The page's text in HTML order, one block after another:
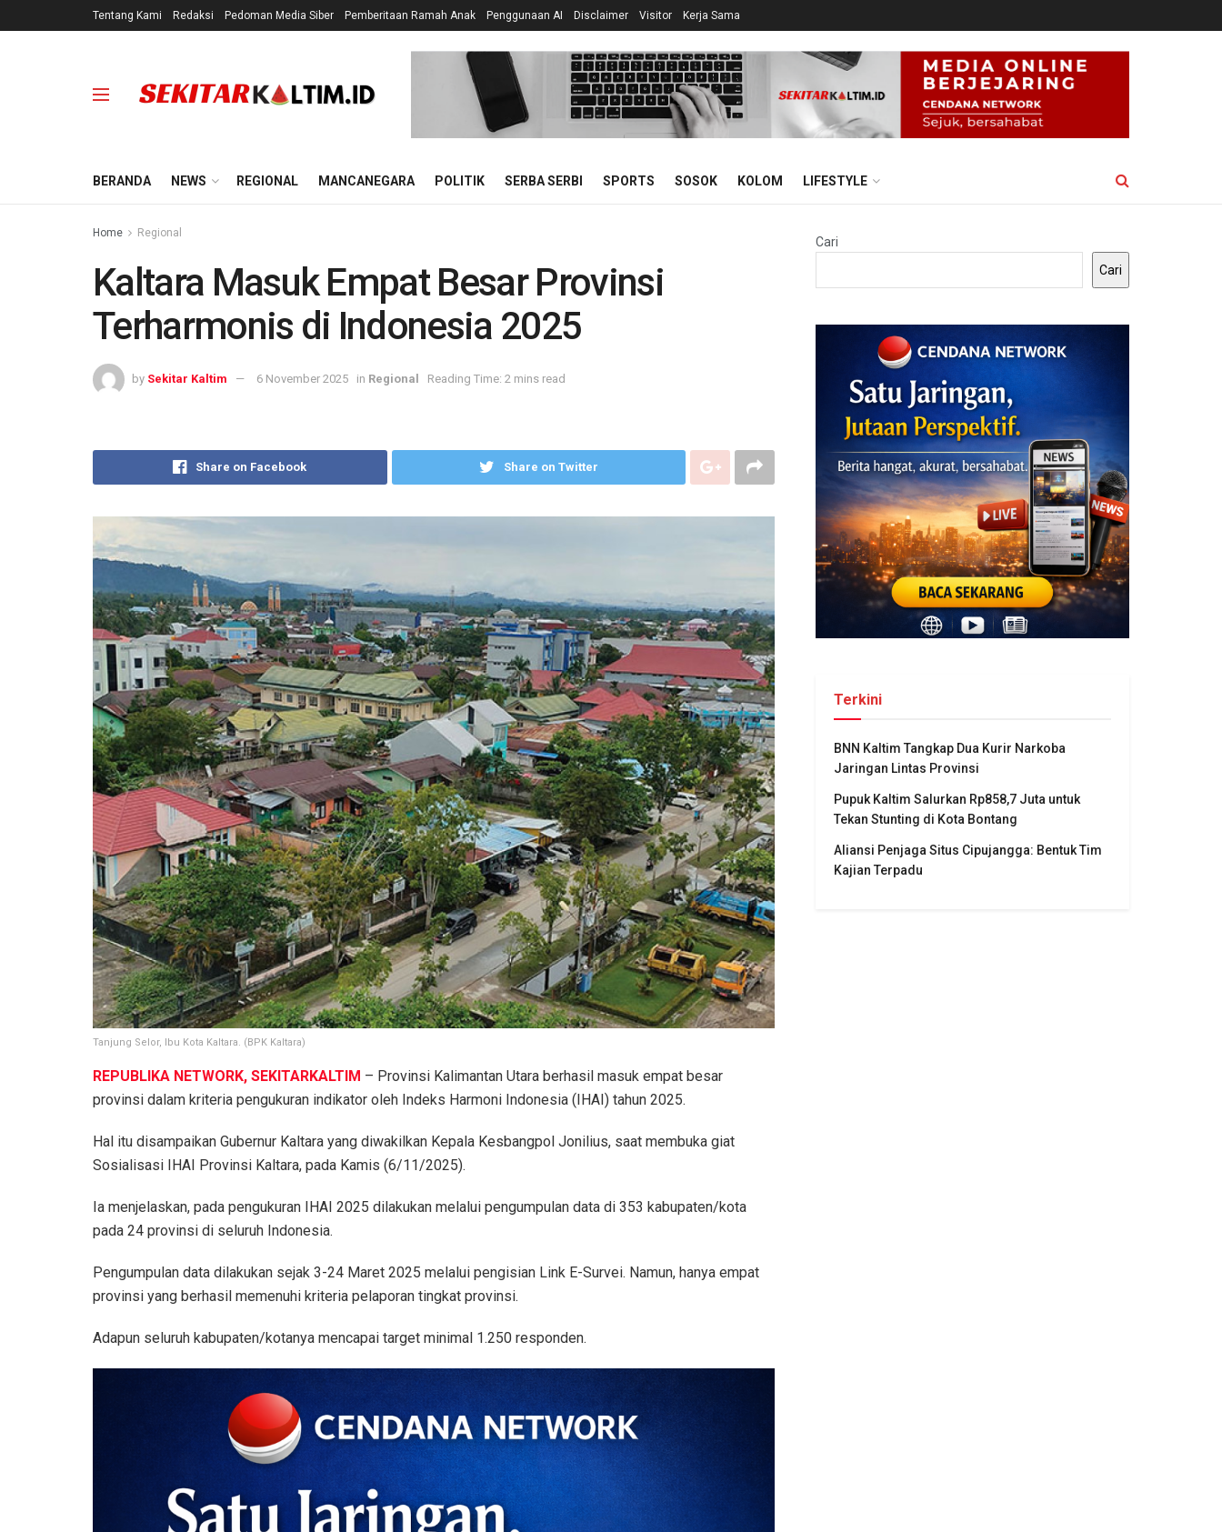
Tentang Kami Redaksi Pedoman Media Siber Pemberitaan Ramah Anak Penggunaan AI Disclaimer Visitor Kerja Sama
BERANDA NEWS REGIONAL MANCANEGARA POLITIK SERBA SERBI SPORTS SOSOK KOLOM LIFESTYLE
Home Regional
Kaltara Masuk Empat Besar Provinsi
Terharmonis di Indonesia 2025
by Sekitar Kaltim 6 November 2025 in Regional Reading Time: 2 mins read
Share on Facebook Share on Twitter
Tanjung Selor, Ibu Kota Kaltara. (BPK Kaltara)
REPUBLIKA NETWORK, SEKITARKALTIM – Provinsi Kalimantan Utara berhasil masuk empat besar
provinsi dalam kriteria pengukuran indikator oleh Indeks Harmoni Indonesia (IHAI) tahun 2025.
Hal itu disampaikan Gubernur Kaltara yang diwakilkan Kepala Kesbangpol Jonilius, saat membuka giat
Sosialisasi IHAI Provinsi Kaltara, pada Kamis (6/11/2025).
Ia menjelaskan, pada pengukuran IHAI 2025 dilakukan melalui pengumpulan data di 353 kabupaten/kota
pada 24 provinsi di seluruh Indonesia.
Pengumpulan data dilakukan sejak 3-24 Maret 2025 melalui pengisian Link E-Survei. Namun, hanya empat
provinsi yang berhasil memenuhi kriteria pelaporan tingkat provinsi.
Adapun seluruh kabupaten/kotanya mencapai target minimal 1.250 responden.
Cari
Cari
Terkini
BNN Kaltim Tangkap Dua Kurir Narkoba
Jaringan Lintas Provinsi
Pupuk Kaltim Salurkan Rp858,7 Juta untuk
Tekan Stunting di Kota Bontang
Aliansi Penjaga Situs Cipujangga: Bentuk Tim
Kajian Terpadu